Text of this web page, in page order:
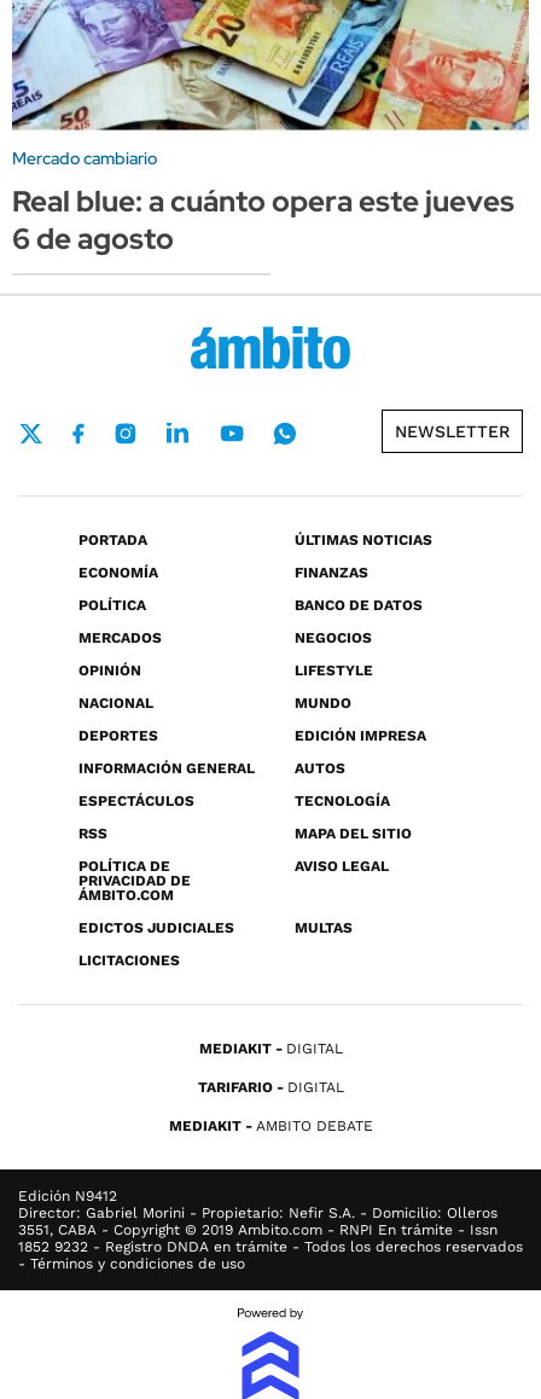
Mercado cambiario
Real blue: a cuánto opera este jueves
6 de agosto
NEWSLETTER
PORTADA
ÚLTIMAS NOTICIAS
ECONOMÍA
FINANZAS
POLÍTICA
BANCO DE DATOS
MERCADOS
NEGOCIOS
OPINIÓN
LIFESTYLE
NACIONAL
MUNDO
DEPORTES
EDICIÓN IMPRESA
INFORMACIÓN GENERAL
AUTOS
ESPECTÁCULOS
TECNOLOGÍA
RSS
MAPA DEL SITIO
POLÍTICA DE
PRIVACIDAD DE
ÁMBITO.COM
AVISO LEGAL
EDICTOS JUDICIALES
MULTAS
LICITACIONES
MEDIAKIT DIGITAL
TARIFARIO DIGITAL
MEDIAKIT AMBITO DEBATE
Edición N9412
Director: Gabriel Morini - Propietario: Nefir S.A. - Domicilio: Olleros
3551, CABA - Copyright © 2019 Ambito.com - RNPI En trámite - Issn
1852 9232 - Registro DNDA en trámite - Todos los derechos reservados
- Términos y condiciones de uso